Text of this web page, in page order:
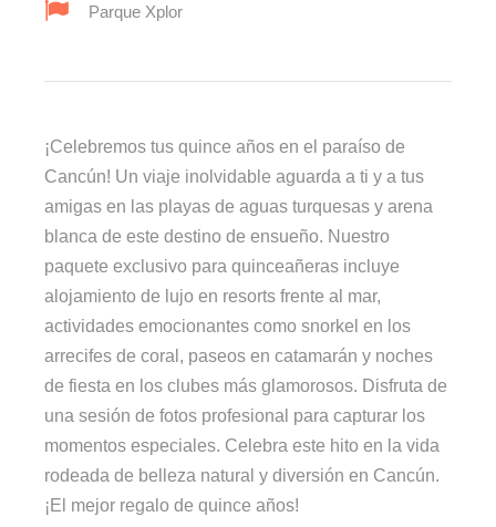
Parque Xplor
¡Celebremos tus quince años en el paraíso de
Cancún! Un viaje inolvidable aguarda a ti y a tus
amigas en las playas de aguas turquesas y arena
blanca de este destino de ensueño. Nuestro
paquete exclusivo para quinceañeras incluye
alojamiento de lujo en resorts frente al mar,
actividades emocionantes como snorkel en los
arrecifes de coral, paseos en catamarán y noches
de fiesta en los clubes más glamorosos. Disfruta de
una sesión de fotos profesional para capturar los
momentos especiales. Celebra este hito en la vida
rodeada de belleza natural y diversión en Cancún.
¡El mejor regalo de quince años!